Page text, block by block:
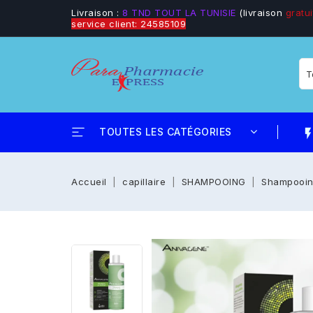
Livraison : 8 TND TOUT LA TUNISIE (livraison
service client: 24585109
TOUTES LES CATÉGORIES flash_on
Accueil capillaire SHAMPOOING